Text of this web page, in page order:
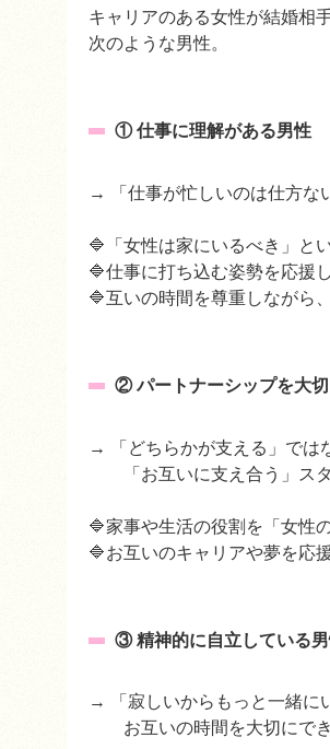
キャリアのある女性が結婚相
次のような男性。
① 仕事に理解がある男性
→ 「仕事が忙しいのは仕方な
🔷「女性は家にいるべき」と
🔷仕事に打ち込む姿勢を応援
🔷互いの時間を尊重しながら
② パートナーシップを大
→ 「どちらかが支える」では
「お互いに支え合う」スタ
🔷家事や生活の役割を「女性
🔷お互いのキャリアや夢を応
③ 精神的に自立している
→ 「寂しいからもっと一緒に
お互いの時間を大切にでき